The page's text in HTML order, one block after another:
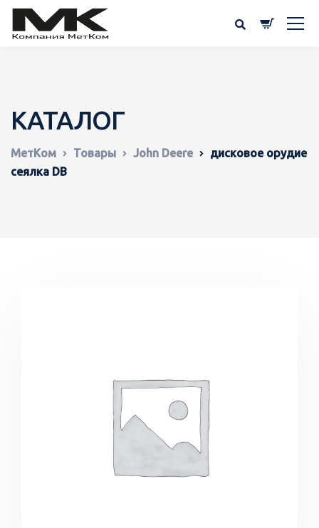
КАТАЛОГ
МетКом Товары John Deere
дисковое орудие
сеялка DB